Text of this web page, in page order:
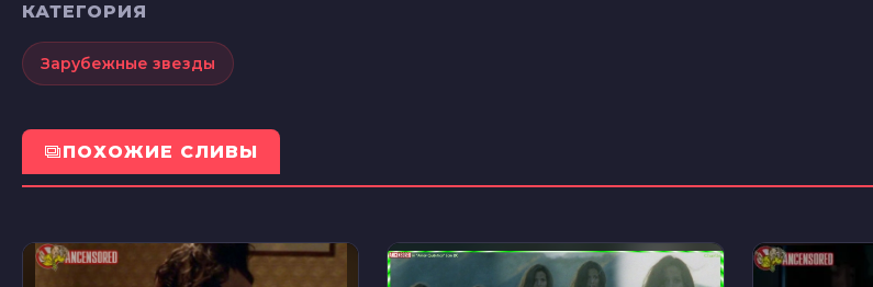
КАТЕГОРИЯ
Зарубежные звезды
ПОХОЖИЕ СЛИВЫ